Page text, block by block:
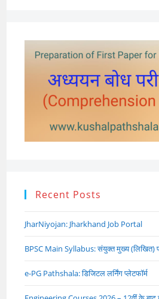
Recent Posts
JharNiyojan: Jharkhand Job Portal
BPSC Main Syllabus: संयुक्त मुख्य (लिखित)
e-PG Pathshala: डिजिटल लर्निंग प्लेटफॉर्म